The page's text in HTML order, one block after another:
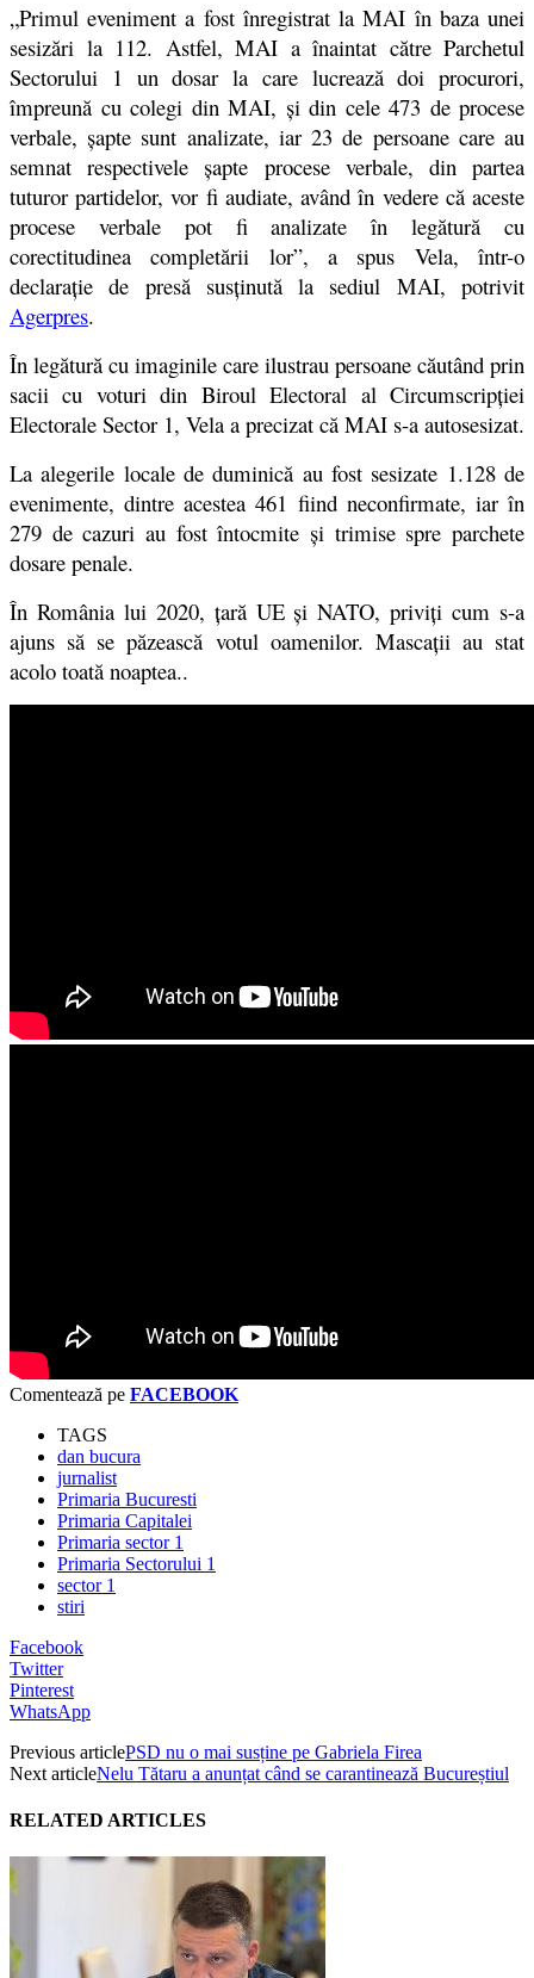
„Primul eveniment a fost înregistrat la MAI în baza unei
sesizări la 112. Astfel, MAI a înaintat către Parchetul
Sectorului 1 un dosar la care lucrează doi procurori,
împreună cu colegi din MAI, şi din cele 473 de procese
verbale, şapte sunt analizate, iar 23 de persoane care au
semnat respectivele şapte procese verbale, din partea
tuturor partidelor, vor fi audiate, având în vedere că aceste
procese verbale pot fi analizate în legătură cu
corectitudinea completării lor”, a spus Vela, într-o
declaraţie de presă susţinută la sediul MAI, potrivit
Agerpres.
În legătură cu imaginile care ilustrau persoane căutând prin
sacii cu voturi din Biroul Electoral al Circumscripţiei
Electorale Sector 1, Vela a precizat că MAI s-a autosesizat.
La alegerile locale de duminică au fost sesizate 1.128 de
evenimente, dintre acestea 461 fiind neconfirmate, iar în
279 de cazuri au fost întocmite şi trimise spre parchete
dosare penale.
În România lui 2020, țară UE și NATO, priviți cum s-a
ajuns să se păzească votul oamenilor. Mascații au stat
acolo toată noaptea..
Comentează pe FACEBOOK
TAGS
dan bucura
jurnalist
Primaria Bucuresti
Primaria Capitalei
Primaria sector 1
Primaria Sectorului 1
sector 1
stiri
Facebook
Twitter
Pinterest
WhatsApp
Previous articlePSD nu o mai susține pe Gabriela Firea
Next articleNelu Tătaru a anunțat când se carantinează Bucureștiul
RELATED ARTICLES